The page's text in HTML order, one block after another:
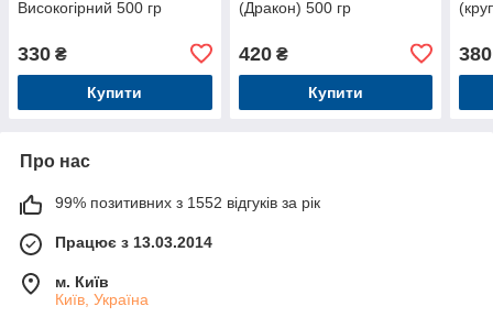
Високогірний 500 гр
330 ₴
Купити
(Дракон) 500 гр
420₴
Купити
380
Про нас
99% позитивних з 1552 відгуків за рік
Працює з 13.03.2014
м. Київ
Київ, Україна